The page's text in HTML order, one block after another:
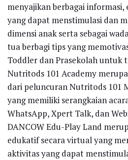
menyajikan berbagai informasi,
yang dapat menstimulasi dan
dimensi anak serta sebagai
tua berbagi tips yang
Toddler dan Prasekolah untuk
Nutritods 101 Academy
dari peluncuran Nutritods 101
yang memiliki serangkaian
WhatsApp, Xpert Talk, dan
DANCOW Edu-Play Land
edukatif secara virtual yang
aktivitas yang dapat